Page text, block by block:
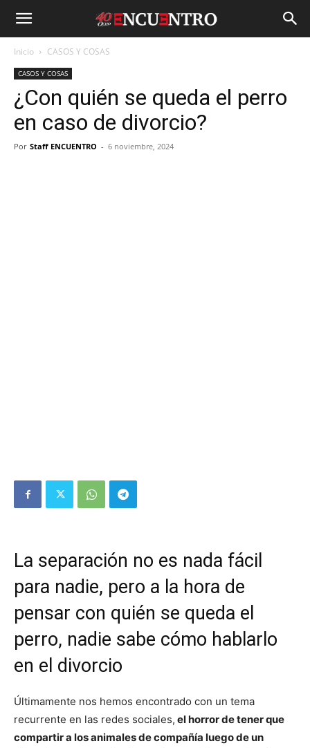
Inicio CASOS Y COSAS
CASOS Y COSAS
¿Con quién se queda el perro
en caso de divorcio?
Por Staff ENCUENTRO - 6 noviembre, 2024
La separación no es nada fácil
para nadie, pero a la hora de
pensar con quién se queda el
perro, nadie sabe cómo hablarlo
en el divorcio
Últimamente nos hemos encontrado con un tema
recurrente en las redes sociales, el horror de tener que
compartir a los animales de compañía luego de un